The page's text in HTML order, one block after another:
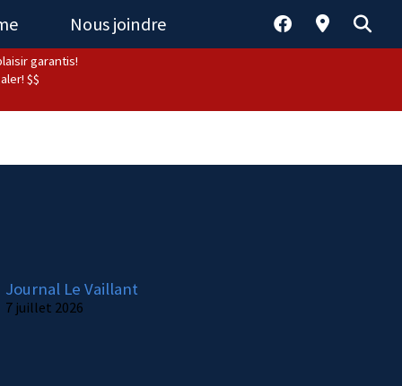
Nous joindre
garantis!
$$
Journal Le Vaillant
7 juillet 2026